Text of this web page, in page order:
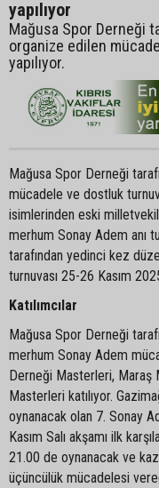
yapılıyor
Mağusa Spor Derneği
organize edilen
yapılıyor.
Mağusa Spor Derneği
mücadele ve dostluk
isimlerinden eski
merhum Sonay Adem anı
tarafından yedinci kez
turnuvası 25-26 Kasım
Katılımcılar
Mağusa Spor Derneği
merhum Sonay Adem
Derneği Masterleri, Maraş
Masterleri katılıyor.
oynanacak olan 7. Sonay
Kasım Salı akşamı ilk
21.00 de oynanacak ve
üçüncülük mücadelesi